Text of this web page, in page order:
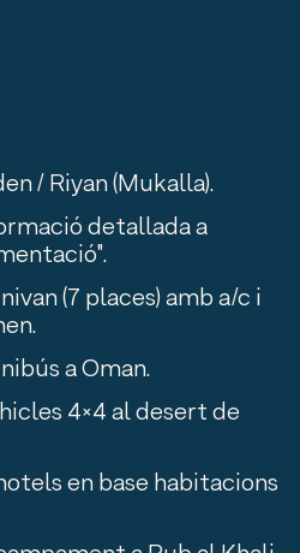
/ Riyan (Mukalla).
detallada a
(7 places) amb a/c i
a Oman.
4×4 al desert de
en base habitacions